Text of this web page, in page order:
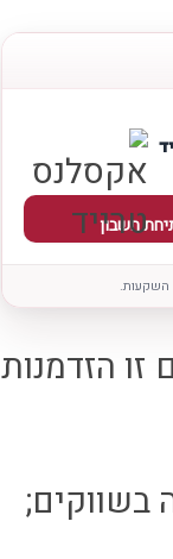
חשבון
השקעות.
הזדמנות
בשווקים;